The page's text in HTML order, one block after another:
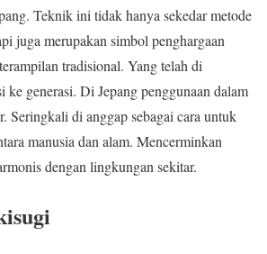
Teknik ini tidak hanya sekedar metode
juga merupakan simbol penghargaan
tradisional. Yang telah di
ke generasi. Di Jepang penggunaan dalam
Seringkali di anggap sebagai cara untuk
manusia dan alam. Mencerminkan
dengan lingkungan sekitar.